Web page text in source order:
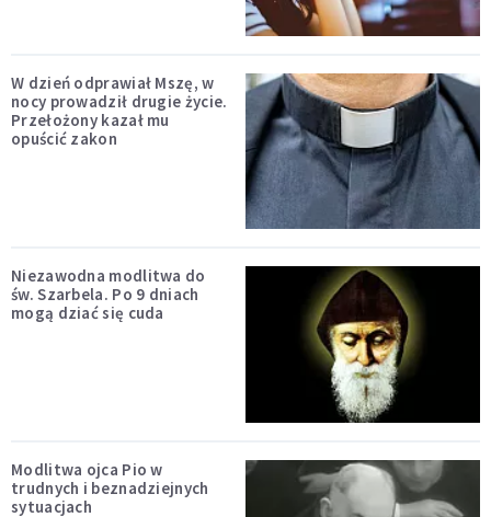
W dzień odprawiał Mszę, w
nocy prowadził drugie życie.
Przełożony kazał mu
opuścić zakon
Niezawodna modlitwa do
św. Szarbela. Po 9 dniach
mogą dziać się cuda
Modlitwa ojca Pio w
trudnych i beznadziejnych
sytuacjach